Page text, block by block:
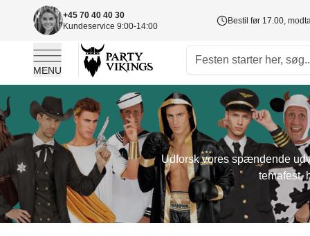
+45 70 40 40 30
Kundeservice 9:00-14:00
Bestil før 17.00,
MENU
Udforsk vores spændende
temafest,